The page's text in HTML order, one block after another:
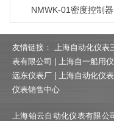
NMWK-01密度控制器
友情链接： 上海自动化仪表
表有限公司
上海自一船用
远东仪表厂
上海自动化仪
仪表销售中心
上海铂云自动化仪表有限